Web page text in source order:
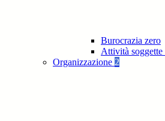
Burocrazia zero
Attività
Organizzazione 2